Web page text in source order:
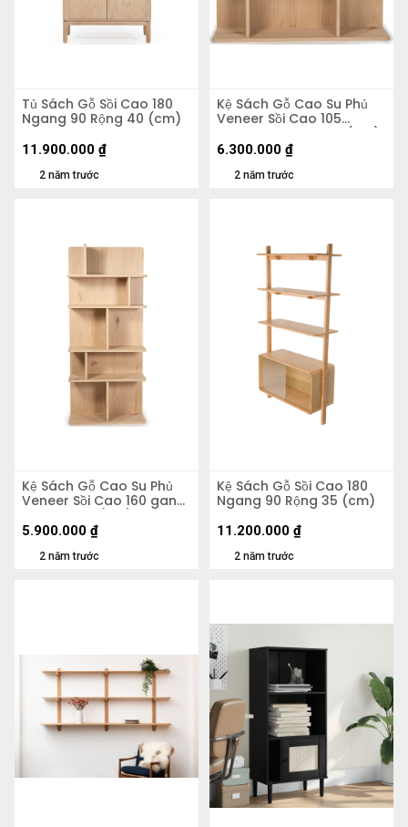
Tủ Sách Gỗ Sồi Cao 180
Ngang 90 Rộng 40 (cm)
2 năm trước
11.900.000 ₫
Kệ Sách Gỗ Cao Su Phủ
Veneer Sồi Cao 105
Ngang 105 Rộng 30 (cm)
2 năm trước
6.300.000 ₫
Kệ Sách Gỗ Cao Su Phủ
Veneer Sồi Cao 160 gang
70 Rộng 30 (cm)
2 năm trước
5.900.000 ₫
Kệ Sách Gỗ Sồi Cao 180
Ngang 90 Rộng 35 (cm)
2 năm trước
11.200.000 ₫